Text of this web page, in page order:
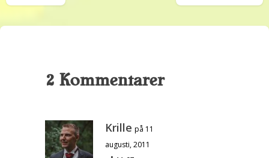
2 Kommentarer
Krille på 11
augusti, 2011